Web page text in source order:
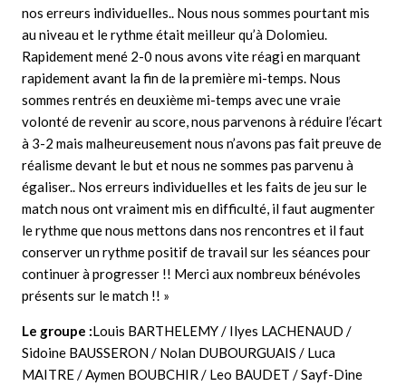
nos erreurs individuelles.. Nous nous sommes pourtant mis
au niveau et le rythme était meilleur qu’à Dolomieu.
Rapidement mené 2-0 nous avons vite réagi en marquant
rapidement avant la fin de la première mi-temps. Nous
sommes rentrés en deuxième mi-temps avec une vraie
volonté de revenir au score, nous parvenons à réduire l’écart
à 3-2 mais malheureusement nous n’avons pas fait preuve de
réalisme devant le but et nous ne sommes pas parvenu à
égaliser.. Nos erreurs individuelles et les faits de jeu sur le
match nous ont vraiment mis en difficulté, il faut augmenter
le rythme que nous mettons dans nos rencontres et il faut
conserver un rythme positif de travail sur les séances pour
continuer à progresser !! Merci aux nombreux bénévoles
présents sur le match !! »
Le groupe :Louis BARTHELEMY / Ilyes LACHENAUD /
Sidoine BAUSSERON / Nolan DUBOURGUAIS / Luca
MAITRE / Aymen BOUBCHIR / Leo BAUDET / Sayf-Dine